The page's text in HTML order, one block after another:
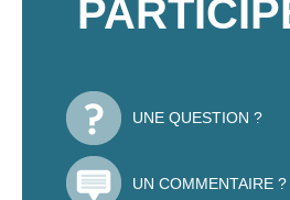
UNE QUESTION ?
UN COMMENTAIRE ?